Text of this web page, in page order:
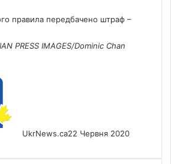
правила передбачено штраф –
PRESS IMAGES/Dominic Chan
UkrNews.ca22 Червня 2020